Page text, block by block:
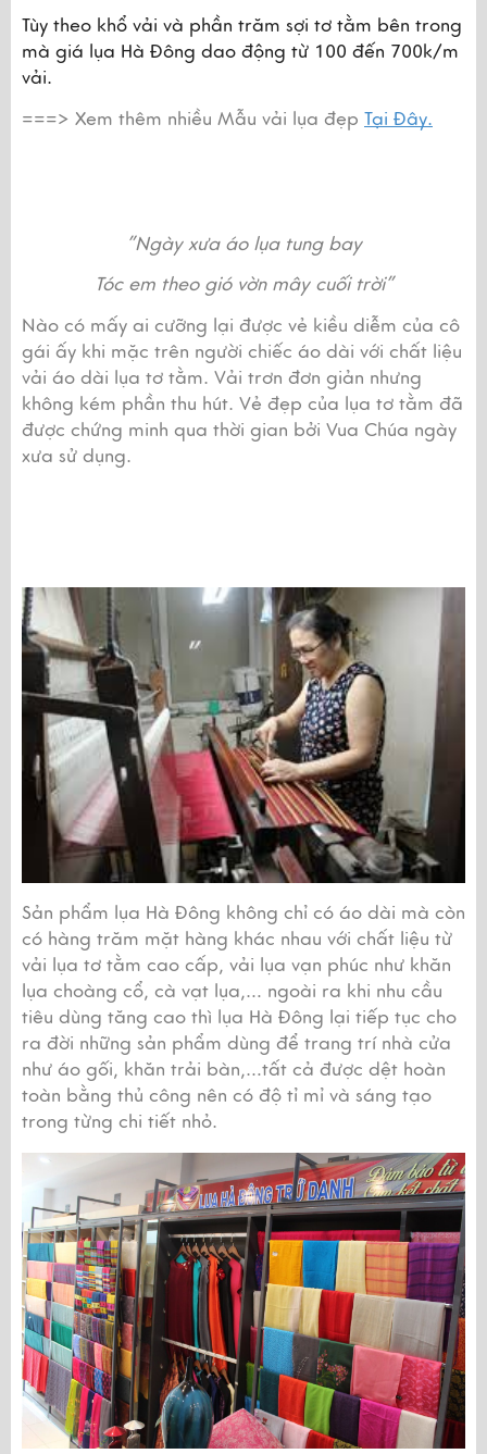
Tùy theo khổ vải và phần trăm sợi tơ tằm bên trong
mà giá lụa Hà Đông dao động từ 100 đến 700k/m
vải.
===> Xem thêm nhiều Mẫu vải lụa đẹp Tại Đây.
”Ngày xưa áo lụa tung bay
Tóc em theo gió vờn mây cuối trời”
Nào có mấy ai cưỡng lại được vẻ kiều diễm của cô
gái ấy khi mặc trên người chiếc áo dài với chất liệu
vải áo dài lụa tơ tằm. Vải trơn đơn giản nhưng
không kém phần thu hút. Vẻ đẹp của lụa tơ tằm đã
được chứng minh qua thời gian bởi Vua Chúa ngày
xưa sử dụng.
Sản phẩm lụa Hà Đông không chỉ có áo dài mà còn
có hàng trăm mặt hàng khác nhau với chất liệu từ
vải lụa tơ tằm cao cấp, vải lụa vạn phúc như khăn
lụa choàng cổ, cà vạt lụa,… ngoài ra khi nhu cầu
tiêu dùng tăng cao thì lụa Hà Đông lại tiếp tục cho
ra đời những sản phẩm dùng để trang trí nhà cửa
như áo gối, khăn trải bàn,…tất cả được dệt hoàn
toàn bằng thủ công nên có độ tỉ mỉ và sáng tạo
trong từng chi tiết nhỏ.